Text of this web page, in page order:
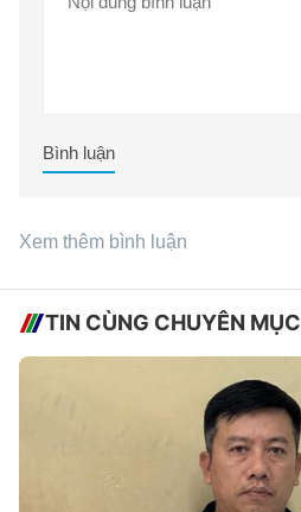
Bình luận
Xem thêm bình luận
TIN CÙNG CHUYÊN MỤC